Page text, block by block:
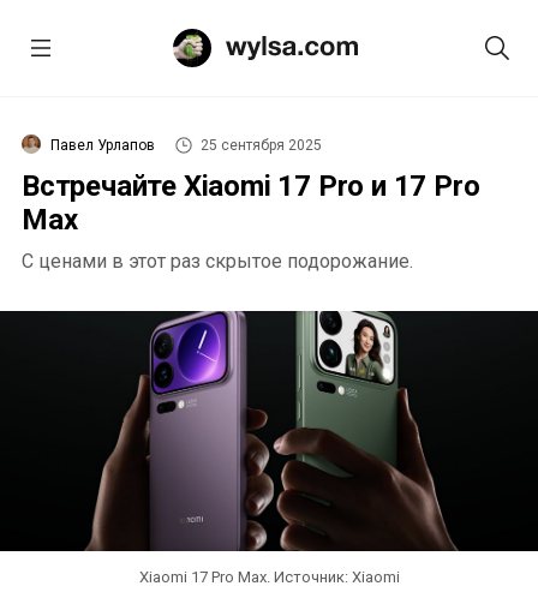
Павел Урлапов 25 сентября 2025
Встречайте Xiaomi 17 Pro и 17 Pro
Max
С ценами в этот раз скрытое подорожание.
Xiaomi 17 Pro Max. Источник: Xiaomi